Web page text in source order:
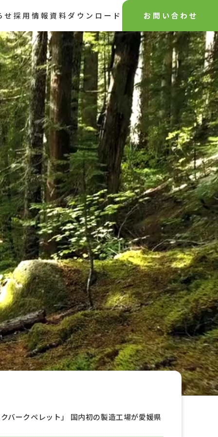
せ 採用情報資料ダウンロード お問い合わせ
バークペレット」 国内初の製造工場が愛媛県